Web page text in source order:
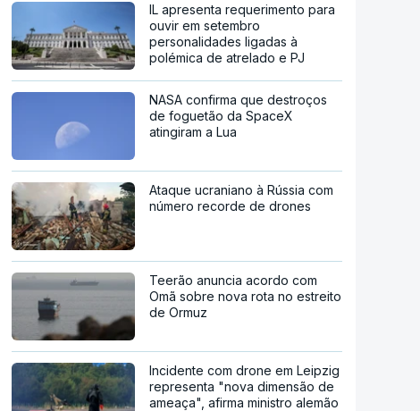
IL apresenta requerimento para
ouvir em setembro
personalidades ligadas à
polémica de atrelado e PJ
NASA confirma que destroços
de foguetão da SpaceX
atingiram a Lua
Ataque ucraniano à Rússia com
número recorde de drones
Teerão anuncia acordo com
Omã sobre nova rota no estreito
de Ormuz
Incidente com drone em Leipzig
representa "nova dimensão de
ameaça", afirma ministro alemão